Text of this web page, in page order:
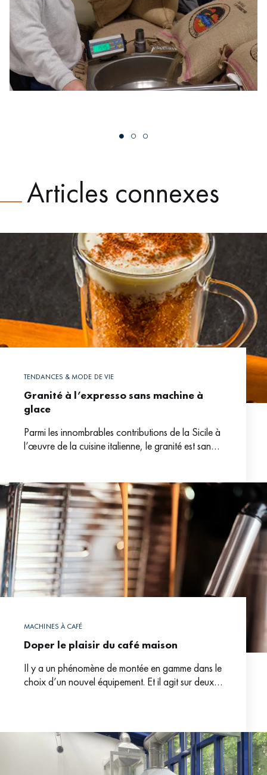
Articles connexes
TENDANCES & MODE DE VIE
Granité à l’expresso sans machine à
glace
Parmi les innombrables contributions de la Sicile à
l’œuvre de la cuisine italienne, le granité est sans
MACHINES À CAFÉ
Doper le plaisir du café maison
Il y a un phénomène de montée en gamme dans le
choix d’un nouvel équipement. Et il agit sur deux